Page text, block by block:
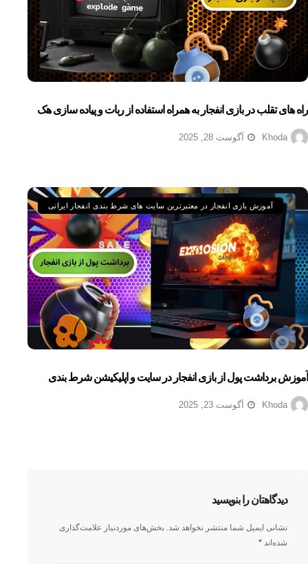
راه های تقلب در بازی انفجار به همراه استفاده از ربات و پیاده سازی هک
Khoda آگوست 28, 2025
آموزش بازی انفجار در معتبرترین سایت های شرط بندی انفجار ایرانی
آموزش برداشت پول از بازی انفجار در سایت و اپلیکیشن شرط بندی
Khoda آگوست 23, 2025
دیدگاهتان را بنویسید
نشانی ایمیل شما منتشر نخواهد شد. بخش‌های موردنیاز علامت‌گذاری
شده‌اند *